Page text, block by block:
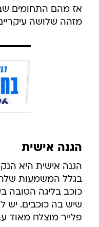
מזהה שלושה
הגנה אישית
הגנה אישית היא
כוכב בליגה הטובה
שיש בה כוכבים. יש
פלייר מוצלח מאוד